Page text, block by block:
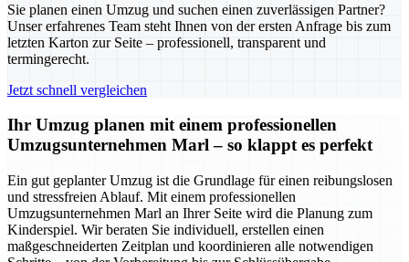
Sie planen einen Umzug und suchen einen zuverlässigen Partner?
Unser erfahrenes Team steht Ihnen von der ersten Anfrage bis zum
letzten Karton zur Seite – professionell, transparent und
termingerecht.
Jetzt schnell vergleichen
Ihr Umzug planen mit einem professionellen
Umzugsunternehmen Marl – so klappt es perfekt
Ein gut geplanter Umzug ist die Grundlage für einen reibungslosen
und stressfreien Ablauf. Mit einem professionellen
Umzugsunternehmen Marl an Ihrer Seite wird die Planung zum
Kinderspiel. Wir beraten Sie individuell, erstellen einen
maßgeschneiderten Zeitplan und koordinieren alle notwendigen